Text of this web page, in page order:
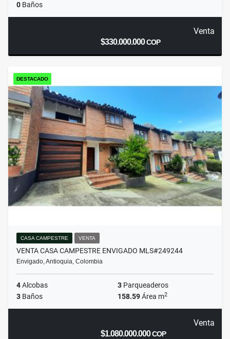
0 Baños
Venta
$330.000.000COP
DESTACADO
CASA CAMPESTRE VENTA
VENTA CASA CAMPESTRE ENVIGADO MLS#249244
Envigado, Antioquia, Colombia
4Alcobas 3 Parqueaderos
3 Baños 158.59Área m2
Venta
$1.080.000.000COP